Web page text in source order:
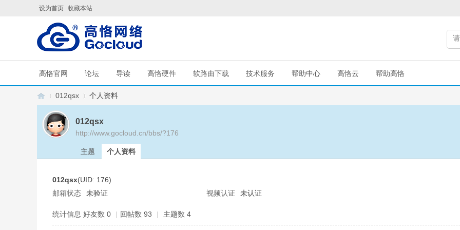
设为首页 收藏本站
高恪官网 论坛 导读 高恪硬件 软路由下载 技术服务 帮助中心 高恪云 帮助高恪
012qsx 个人资料
012qsx
http://www.gocloud.cn/bbs/?176
主题 个人资料
012qsx(UID: 176)
邮箱状态
未验证 视频认证 未认证
统计信息 好友数 0 | 回帖数 93 | 主题数 4